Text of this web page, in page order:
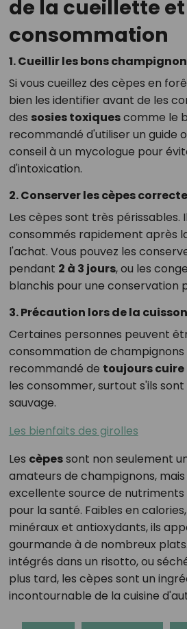
de la cueillette
consommation
1. Cueillir les bons
Si vous cueillez des cèpes en
bien les identifier avant de les
des sosies toxiquescomme le
recommandé d'utiliser un guide
conseil à un mycologue pour
d'intoxication.
2. Conserver les cèpes
Les cèpes sont très périssables.
consommés rapidement après
l'achat. Vous pouvez les
pendant 2 à 3 jours, ou les
blanchis pour une conservation
3. Précaution lors de la cuisson
Certaines personnes peuvent
consommation de champignons
recommandé de toujours cuire
les consommer, surtout s'ils sont
sauvage.
Les bienfaits des girolles
Les cèpessont non seulement
amateurs de champignons, mais
excellente source de
pour la santé. Faibles en
minéraux et antioxydants, ils
gourmande à de nombreux
intégrés dans un risotto, ou
plus tard, les cèpes sont un
incontournable de la cuisine